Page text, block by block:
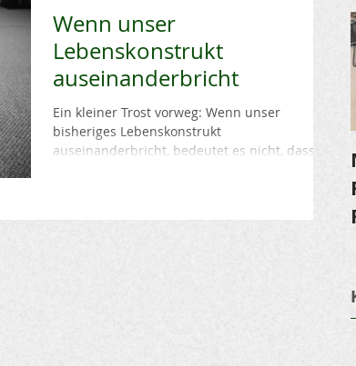
Wenn unser
Lebenskonstrukt
auseinanderbricht
Ein kleiner Trost vorweg: Wenn unser
bisheriges Lebenskonstrukt
auseinanderbricht, bedeutet es nicht, dass